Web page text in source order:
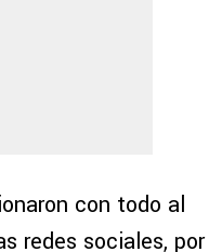
con todo al
redes sociales, por